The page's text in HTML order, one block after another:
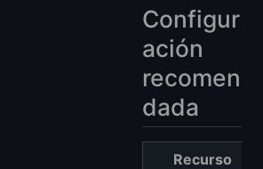
Configur
ación
recomen
dada
Recurso